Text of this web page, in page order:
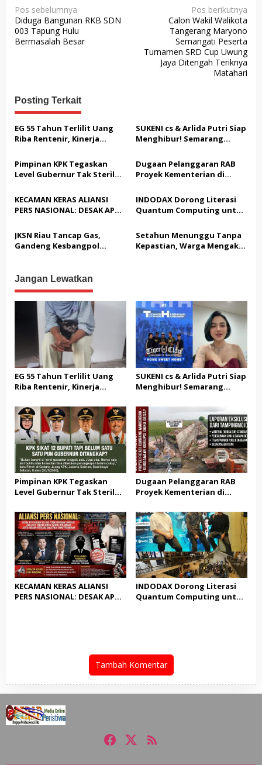
N
a
v
s
i
p
o
s
Pos sebelumnya
Diduga Bangunan RKB SDN
003 Tapung Hulu
Bermasalah Besar
Pos berikutnya
Calon Wakil Walikota
Tangerang Maryono
Semangati Peserta
Turnamen SRD Cup Uwung
Jaya Ditengah Teriknya
Matahari
Posting Terkait
EG 55 Tahun Terlilit Uang
Riba Rentenir, Kinerja
Satreskrim Polresta
Karawang unit krimum
SUKENI cs & Arlida Putri Siap
Menghibur! Semarang
Akbar “Back On Track” 2026–
2029
Pimpinan KPK Tegaskan
Level Gubernur Tak Steril
Cukup, Bukan Dilindungi
Dugaan Pelanggaran RAB
Proyek Kementerian di
Nasionaldetik.com Desak
Tindakan Tegas
KECAMAN KERAS ALIANSI
PERS NASIONAL: DESAK APH
TERHADAP JURNALIS DAN
USUT TUNTAS GURITA
PUNGLI BERJAMAAH SERTA
KEPALA DINAS PENDIDIKAN
INDODAX Dorong Literasi
Quantum Computing untuk
Blockchain
JKSN Riau Tancap Gas,
Gandeng Kesbangpol
Beragama
Setahun Menunggu Tanpa
Kepastian, Warga Mengaku
Jangan Lewatkan
EG 55 Tahun Terlilit Uang
Riba Rentenir, Kinerja
Satreskrim Polresta
Karawang unit krimum
Patut di Pertanyakan
SUKENI cs & Arlida Putri Siap
Menghibur! Semarang
Akbar “Back On Track” 2026–
2029
Pimpinan KPK Tegaskan
Level Gubernur Tak Steril
Cukup, Bukan Dilindungi
Dugaan Pelanggaran RAB
Proyek Kementerian di
Nasionaldetik.com Desak
Tindakan Tegas
KECAMAN KERAS ALIANSI
PERS NASIONAL: DESAK APH
KEPALA DINAS PENDIDIKAN
INDODAX Dorong Literasi
Quantum Computing untuk
Tambah Komentar